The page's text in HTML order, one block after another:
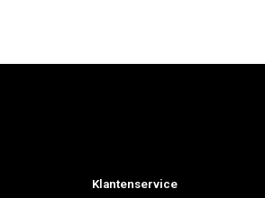
Klantenservice